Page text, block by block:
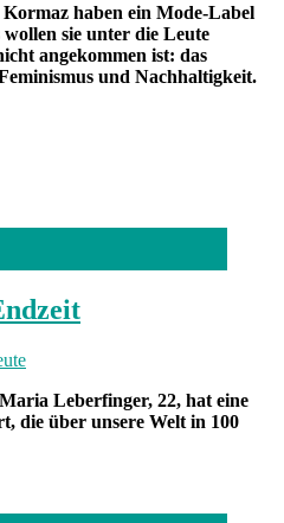
haben ein Mode-Label
sie unter die Leute
angekommen ist: das
und Nachhaltigkeit.
Leberfinger, 22, hat eine
die über unsere Welt in 100